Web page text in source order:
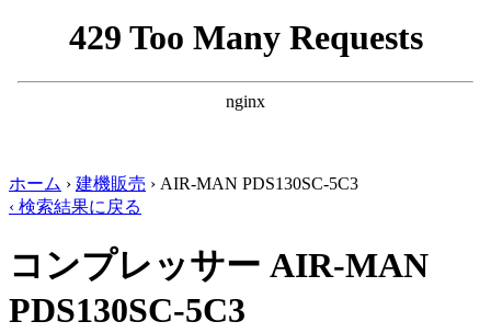
ホーム › 建機販売 › AIR-MAN PDS130SC-5C3
‹ 検索結果に戻る
コンプレッサー AIR-MAN
PDS130SC-5C3